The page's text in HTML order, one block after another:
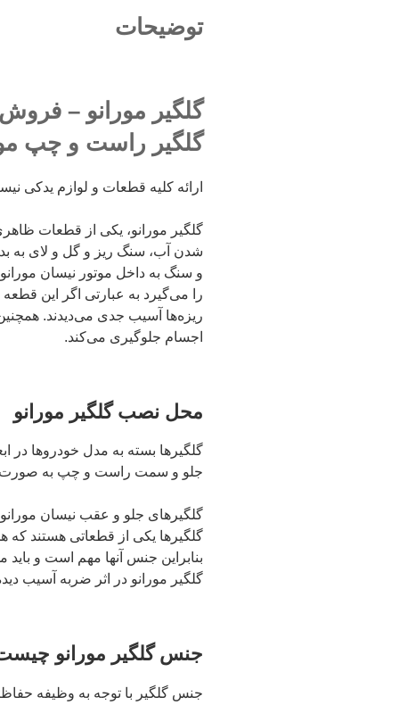
توضیحات
گلگیر مورانو –
گلگیر راست و چپ
ارائه کلیه قطعات و لوازم یدکی
گلگیر مورانو، یکی از قطعات
شدن آب، سنگ ریز و گل و لای به
و سنگ به داخل موتور نیسان
را می‌گیرد به عبارتی اگر این
ریزه‌ها آسیب جدی می‌دیدند.
اجسام جلوگیری می‌کند.
محل نصب گلگیر مورانو
گلگیرها بسته به مدل خودرو‌ها
جلو و سمت راست و چپ به صورت
گلگیرهای جلو و عقب نیسان
گلگیرها یکی از قطعاتی هستند که
بنابراین جنس آنها مهم است و باید
گلگیر مورانو در اثر ضربه آسیب
جنس گلگیر مورانو
جنس گلگیر با توجه به وظیفه